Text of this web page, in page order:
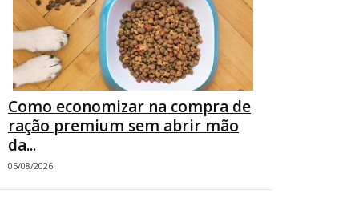
Como economizar na compra de
ração premium sem abrir mão
da...
05/08/2026